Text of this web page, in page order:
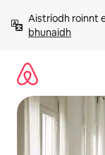
chuig
ábhar
Aistríodh roinnt
bhunaidh